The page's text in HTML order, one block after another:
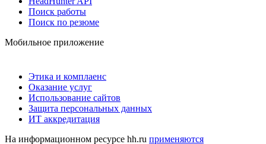
Поиск работы
Поиск по резюме
Мобильное приложение
Этика и комплаенс
Оказание услуг
Использование сайтов
Защита персональных данных
ИТ аккредитация
На информационном ресурсе hh.ru применяются